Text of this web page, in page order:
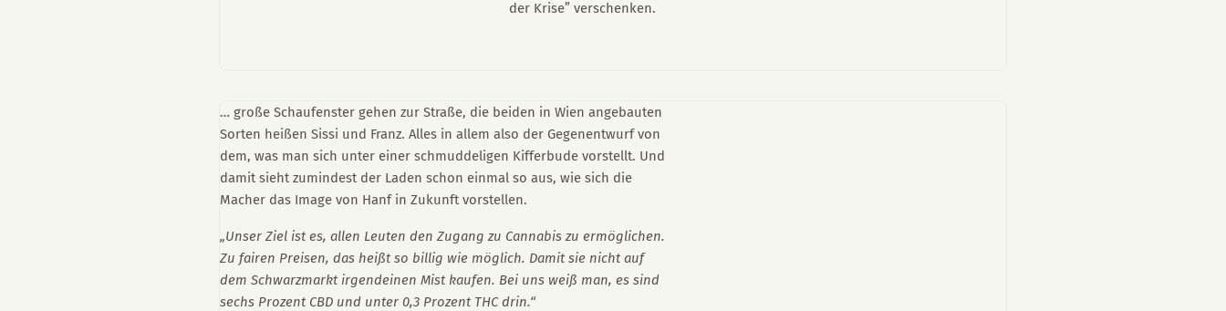
der Krise” verschenken.
… große Schaufenster gehen zur Straße, die beiden in Wien angebauten
Sorten heißen Sissi und Franz. Alles in allem also der Gegenentwurf von
dem, was man sich unter einer schmuddeligen Kifferbude vorstellt. Und
damit sieht zumindest der Laden schon einmal so aus, wie sich die
Macher das Image von Hanf in Zukunft vorstellen.
„Unser Ziel ist es, allen Leuten den Zugang zu Cannabis zu ermöglichen.
Zu fairen Preisen, das heißt so billig wie möglich. Damit sie nicht auf
dem Schwarzmarkt irgendeinen Mist kaufen. Bei uns weiß man, es sind
sechs Prozent CBD und unter 0,3 Prozent THC drin.“